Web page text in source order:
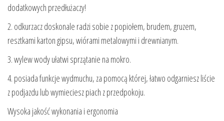
dodatkowych przedłużaczy!
2. odkurzacz doskonale radzi sobie z popiołem, brudem, gruzem,
resztkami karton gipsu, wiórami metalowymi i drewnianym.
3. wylew wody ułatwi sprzątanie na mokro.
4. posiada funkcje wydmuchu, za pomocą której, łatwo odgarniesz liście
z podjazdu lub wymieciesz piach z przedpokoju.
Wysoka jakość wykonania i ergonomia